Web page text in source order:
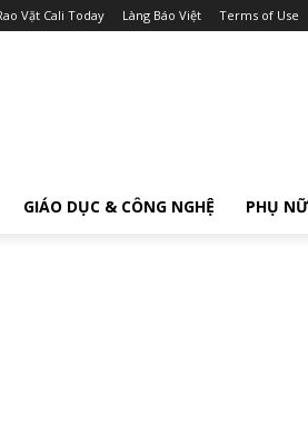
Vặt Cali Today Làng Báo Việt Terms of Use
GIÁO DỤC & CÔNG NGHỆ PHỤ NỮ